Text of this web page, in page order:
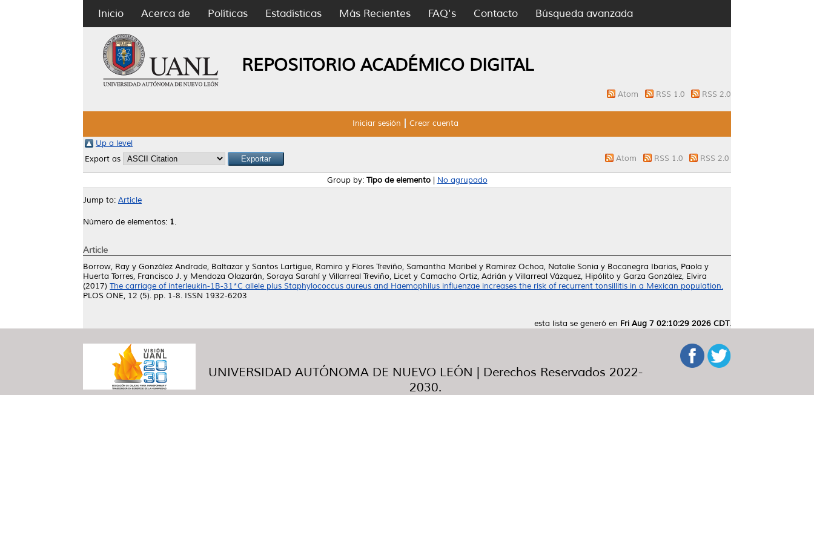
Inicio Acerca de Políticas Estadísticas Más Recientes FAQ's Contacto Búsqueda avanzada
REPOSITORIO ACADÉMICO DIGITAL
Atom RSS 1.0 RSS 2.0
Iniciar sesión Crear cuenta
Up a level
Export as
Atom RSS 1.0 RSS 2.0
Group by: Tipo de elemento| No agrupado
Jump to: Article
Número de elementos: 1.
Article
Borrow, Ray y González Andrade, Baltazar y Santos Lartigue, Ramiro y Flores Treviño, Samantha Maribel y Ramirez Ochoa, Natalie Sonia y Bocanegra Ibarias, Paola y
Huerta Torres, Francisco J. y Mendoza Olazarán, Soraya Sarahí y Villarreal Treviño, Licet y Camacho Ortiz, Adrián y Villarreal Vázquez, Hipólito y Garza González, Elvira
(2017) The carriage of interleukin-1B-31*C allele plus Staphylococcus aureus and Haemophilus influenzae increases the risk of recurrent tonsillitis in a Mexican population.
PLOS ONE, 12 (5). pp. 1-8. ISSN 1932-6203
esta lista se generó en Fri Aug 7 02:10:29 2026 CDT.
UNIVERSIDAD AUTÓNOMA DE NUEVO LEÓN | Derechos Reservados 2022-
2030.